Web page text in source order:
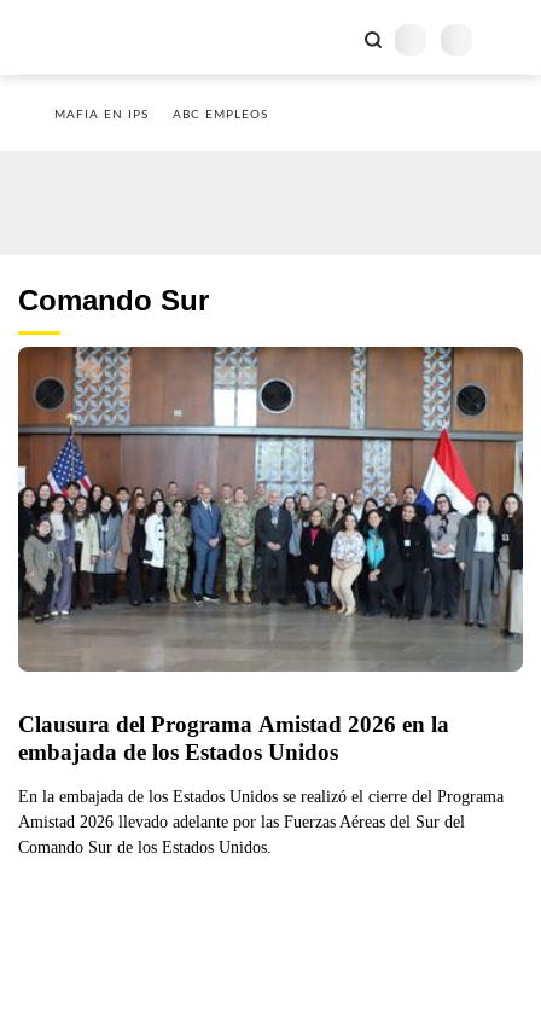
MAFIA EN IPS ABC EMPLEOS
Comando Sur
Clausura del Programa Amistad 2026 en la
embajada de los Estados Unidos
En la embajada de los Estados Unidos se realizó el cierre del Programa
Amistad 2026 llevado adelante por las Fuerzas Aéreas del Sur del
Comando Sur de los Estados Unidos.